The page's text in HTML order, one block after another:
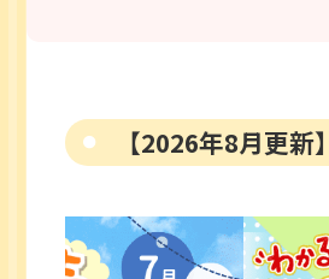
【2026年8月更